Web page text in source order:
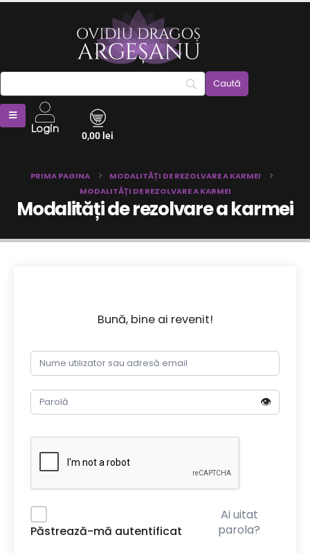
Login 0,00 lei
PRIMA PAGINA
MODALITĂȚI DE REZOLVARE A KARMEI
MODALITĂȚI DE REZOLVARE A KARMEI
Modalități de rezolvare a karmei
Bună, bine ai revenit!
👁️
Păstrează-mă autentificat
Ai uitat
parola?